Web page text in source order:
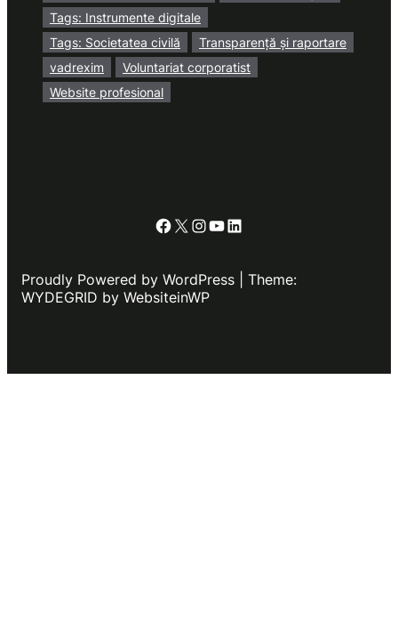
Tags: Instrumente digitale
Tags: Societatea civilă
Transparență și raportare
vadrexim
Voluntariat corporatist
Website profesional
Facebook
X Instagram
YouTube
LinkedIn
Proudly Powered by WordPress | Theme:
WYDEGRID by WebsiteinWP